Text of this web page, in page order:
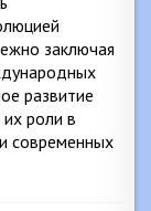
заключая
развитие
их роли в
современных